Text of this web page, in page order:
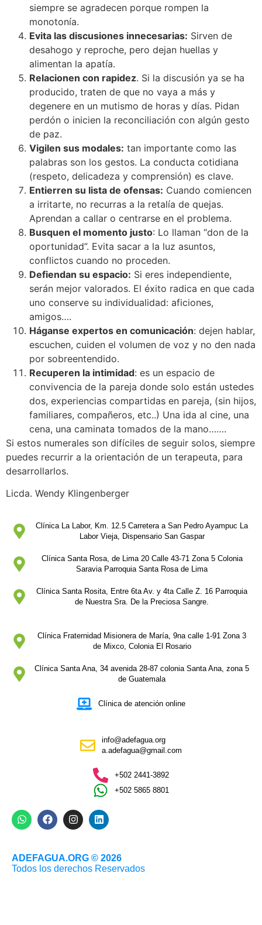
siempre se agradecen porque rompen la
monotonía.
Evita las discusiones innecesarias: Sirven de
desahogo y reproche, pero dejan huellas y
alimentan la apatía.
Relacionen con rapidez. Si la discusión ya se ha
producido, traten de que no vaya a más y
degenere en un mutismo de horas y días. Pidan
perdón o inicien la reconciliación con algún gesto
de paz.
Vigilen sus modales: tan importante como las
palabras son los gestos. La conducta cotidiana
(respeto, delicadeza y comprensión) es clave.
Entierren su lista de ofensas: Cuando comiencen
a irritarte, no recurras a la retalía de quejas.
Aprendan a callar o centrarse en el problema.
Busquen el momento justo: Lo llaman “don de la
oportunidad”. Evita sacar a la luz asuntos,
conflictos cuando no proceden.
Defiendan su espacio: Si eres independiente,
serán mejor valorados. El éxito radica en que cada
uno conserve su individualidad: aficiones,
amigos….
Háganse expertos en comunicación: dejen hablar,
escuchen, cuiden el volumen de voz y no den nada
por sobreentendido.
Recuperen la intimidad: es un espacio de
convivencia de la pareja donde solo están ustedes
dos, experiencias compartidas en pareja, (sin hijos,
familiares, compañeros, etc..) Una ida al cine, una
cena, una caminata tomados de la mano…….
Si estos numerales son difíciles de seguir solos, siempre
puedes recurrir a la orientación de un terapeuta, para
desarrollarlos.
Licda. Wendy Klingenberger
Clínica La Labor, Km. 12.5 Carretera a San Pedro Ayampuc La
Labor Vieja, Dispensario San Gaspar
Clínica Santa Rosa, de Lima 20 Calle 43-71 Zona 5 Colonia
Saravia Parroquia Santa Rosa de Lima
Clínica Santa Rosita, Entre 6ta Av. y 4ta Calle Z. 16 Parroquia
de Nuestra Sra. De la Preciosa Sangre.
Clínica Fraternidad Misionera de María, 9na calle 1-91 Zona 3
de Mixco, Colonia El Rosario
Clínica Santa Ana, 34 avenida 28-87 colonia Santa Ana, zona 5
de Guatemala
Clínica de atención online
info@adefagua.org
a.adefagua@gmail.com
+502 2441-3892
+502 5865 8801
ADEFAGUA.ORG © 2026
Todos los derechos Reservados